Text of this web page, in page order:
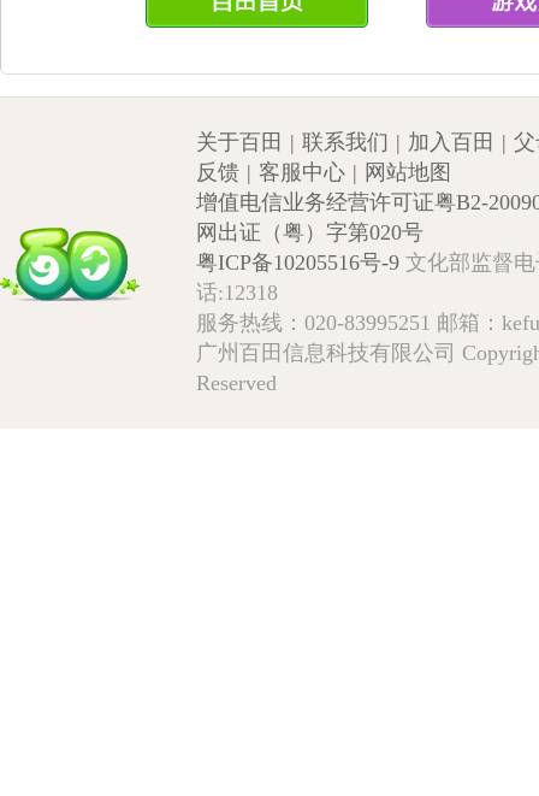
关于百田 | 联系我们 | 加入百田 |
反馈 | 客服中心 | 网站地图
增值电信业务经营许可证粤B2-
网出证（粤）字第020号
粤ICP备10205516号-9 文化部监督
话:12318
服务热线：020-83995251 邮箱：
广州百田信息科技有限公司
Reserved